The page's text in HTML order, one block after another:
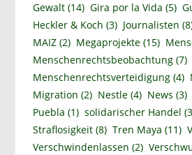
Gewalt(14) Gira por la Vida (5)
Heckler & Koch (3) Journalisten
MAIZ(2) Megaprojekte(15)
Menschenrechtsbeobachtung(7)
Menschenrechtsverteidigung(4)
Migration (2) Nestle(4) News (3)
Puebla (1) solidarischer Handel
Straflosigkeit(8) Tren Maya (11)
Verschwindenlassen (2)